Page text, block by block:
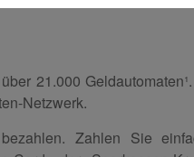
21.000
Netzwerk.
Zahlen Sie